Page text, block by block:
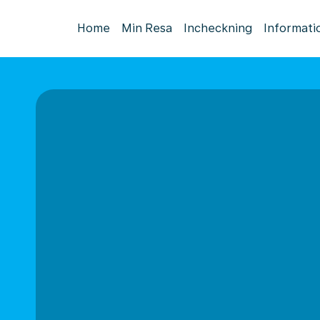
Home Min Resa Incheckning